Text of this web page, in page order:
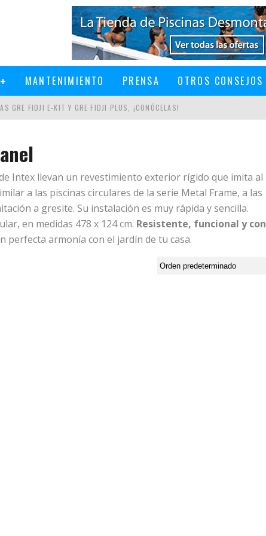
MANTENIMIENTO PRENSA OTROS CONSEJOS
GRE FIDJI E-KIT Y GRE FIDJI PLUS, ¡CONÓCELAS!
EN UNA PISCINA DESMONTABLE
Intex llevan un revestimiento exterior rígido que imita al
a las piscinas circulares de la serie Metal Frame, a las
a gresite. Su instalación es muy rápida y sencilla.
en medidas 478 x 124 cm. Resistente, funcional y con
perfecta armonía con el jardín de tu casa.